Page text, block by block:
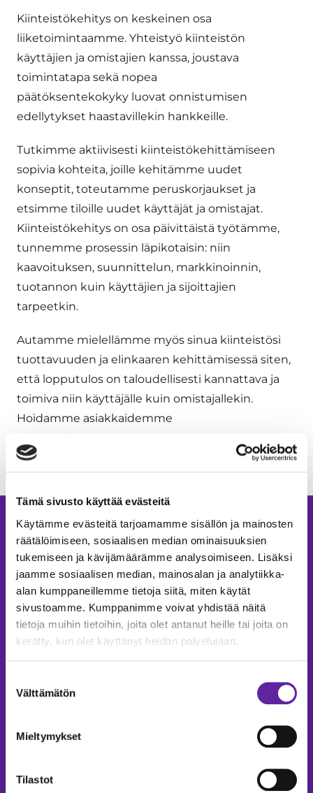
Tämä sivusto käyttää evästeitä
Käytämme evästeitä tarjoamamme sisällön ja mainosten
räätälöimiseen, sosiaalisen median ominaisuuksien
tukemiseen ja kävijämäärämme analysoimiseen. Lisäksi
jaamme sosiaalisen median, mainosalan ja analytiikka-
alan kumppaneillemme tietoja siitä, miten käytät
sivustoamme. Kumppanimme voivat yhdistää näitä
tietoja muihin tietoihin, joita olet antanut heille tai joita on
kerätty, kun olet käyttänyt heidän palvelujaan.
valinta
Välttämätön
Mieltymykset
Tilastot
Kiinteistökehitys on keskeinen osa
liiketoimintaamme. Yhteistyö kiinteistön
käyttäjien ja omistajien kanssa, joustava
toimintatapa sekä nopea
päätöksentekokyky luovat onnistumisen
edellytykset haastavillekin hankkeille.
Tutkimme aktiivisesti kiinteistökehittämiseen
sopivia kohteita, joille kehitämme uudet
konseptit, toteutamme peruskorjaukset ja
etsimme tiloille uudet käyttäjät ja omistajat.
Kiinteistökehitys on osa päivittäistä työtämme,
tunnemme prosessin läpikotaisin: niin
kaavoituksen, suunnittelun, markkinoinnin,
tuotannon kuin käyttäjien ja sijoittajien
tarpeetkin.
Autamme mielellämme myös sinua kiinteistösi
tuottavuuden ja elinkaaren kehittämisessä siten,
että lopputulos on taloudellisesti kannattava ja
toimiva niin käyttäjälle kuin omistajallekin.
Hoidamme asiakkaidemme
kiinteistökehityshankkeita analyysi- ja
konseptointivaiheesta aina toteutukseen saakka.
Ota yhteyttä
Jesper Lindgren
kiinteistöjohtaja
050 593 8504
Mikko Halme
040 752 0574